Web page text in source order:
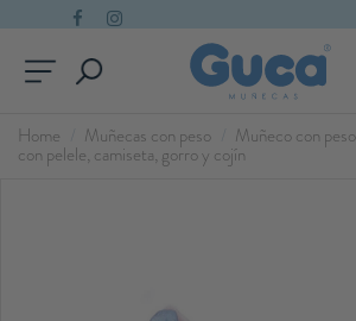
Home Muñecas con peso Muñeco con
con pelele, camiseta, gorro y cojín